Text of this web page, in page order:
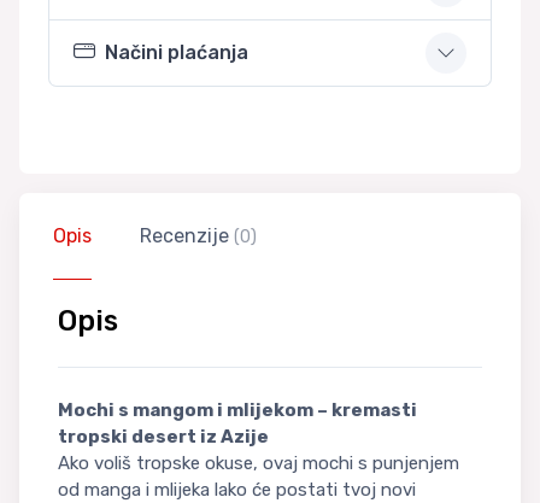
Načini plaćanja
Opis Recenzije (0)
Opis
Mochi s mangom i mlijekom – kremasti
tropski desert iz Azije
Ako voliš tropske okuse, ovaj mochi s punjenjem
od manga i mlijeka lako će postati tvoj novi